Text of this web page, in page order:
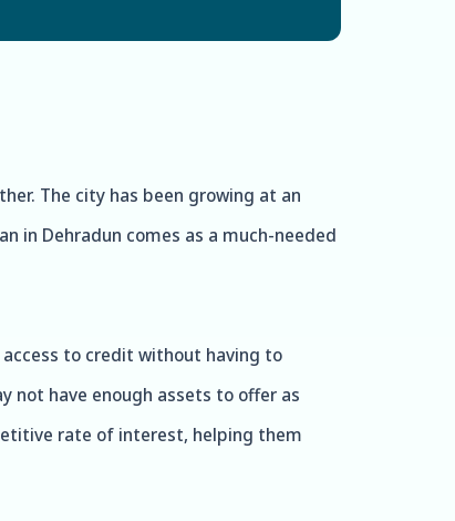
The city has been growing at an
in Dehradun comes as a much-needed
to credit without having to
not have enough assets to offer as
rate of interest, helping them